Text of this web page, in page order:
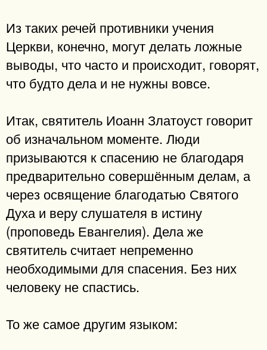
Из таких речей противники учения
Церкви, конечно, могут делать ложные
выводы, что часто и происходит, говорят,
что будто дела и не нужны вовсе.
Итак, святитель Иоанн Златоуст говорит
об изначальном моменте. Люди
призываются к спасению не благодаря
предварительно совершённым делам, а
через освящение благодатью Святого
Духа и веру слушателя в истину
(проповедь Евангелия). Дела же
святитель считает непременно
необходимыми для спасения. Без них
человеку не спастись.
То же самое другим языком: